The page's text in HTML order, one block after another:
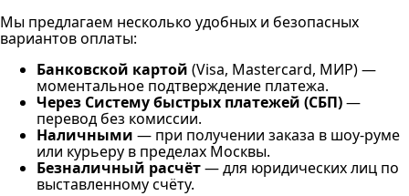
Мы предлагаем несколько удобных и безопасных
вариантов оплаты:
Банковской картой (Visa, Mastercard, МИР) —
моментальное подтверждение платежа.
Через Систему быстрых платежей (СБП)—
перевод без комиссии.
Наличными — при получении заказа в шоу-руме
или курьеру в пределах Москвы.
Безналичный расчёт— для юридических лиц по
выставленному счёту.